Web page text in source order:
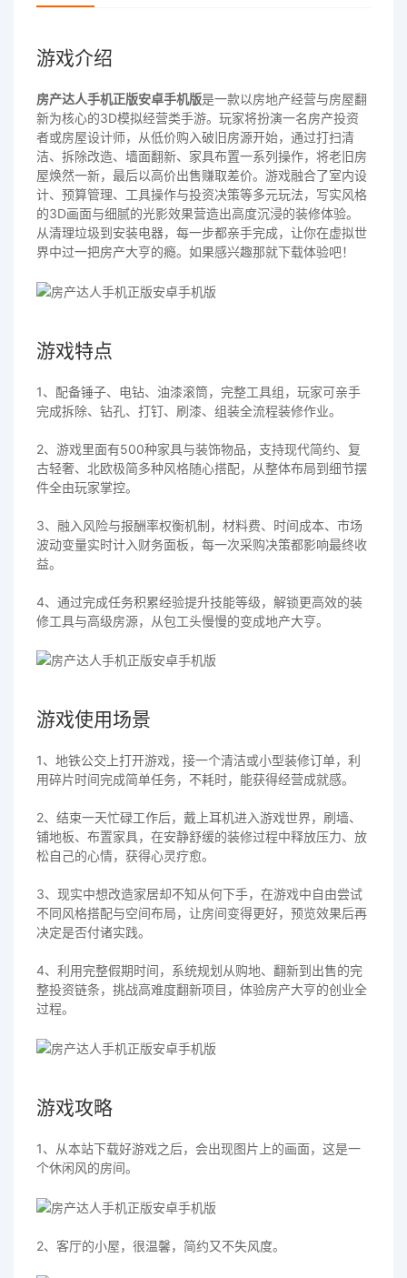
游戏介绍
房产达人手机正版安卓手机版是一款以房地产经营与房屋翻
新为核心的3D模拟经营类手游。玩家将扮演一名房产投资
者或房屋设计师，从低价购入破旧房源开始，通过打扫清
洁、拆除改造、墙面翻新、家具布置一系列操作，将老旧房
屋焕然一新，最后以高价出售赚取差价。游戏融合了室内设
计、预算管理、工具操作与投资决策等多元玩法，写实风格
的3D画面与细腻的光影效果营造出高度沉浸的装修体验。
从清理垃圾到安装电器，每一步都亲手完成，让你在虚拟世
界中过一把房产大亨的瘾。如果感兴趣那就下载体验吧！
游戏特点
1、配备锤子、电钻、油漆滚筒，完整工具组，玩家可亲手
完成拆除、钻孔、打钉、刷漆、组装全流程装修作业。
2、游戏里面有500种家具与装饰物品，支持现代简约、复
古轻奢、北欧极简多种风格随心搭配，从整体布局到细节摆
件全由玩家掌控。
3、融入风险与报酬率权衡机制，材料费、时间成本、市场
波动变量实时计入财务面板，每一次采购决策都影响最终收
益。
4、通过完成任务积累经验提升技能等级，解锁更高效的装
修工具与高级房源，从包工头慢慢的变成地产大亨。
游戏使用场景
1、地铁公交上打开游戏，接一个清洁或小型装修订单，利
用碎片时间完成简单任务，不耗时，能获得经营成就感。
2、结束一天忙碌工作后，戴上耳机进入游戏世界，刷墙、
铺地板、布置家具，在安静舒缓的装修过程中释放压力、放
松自己的心情，获得心灵疗愈。
3、现实中想改造家居却不知从何下手，在游戏中自由尝试
不同风格搭配与空间布局，让房间变得更好，预览效果后再
决定是否付诸实践。
4、利用完整假期时间，系统规划从购地、翻新到出售的完
整投资链条，挑战高难度翻新项目，体验房产大亨的创业全
过程。
游戏攻略
1、从本站下载好游戏之后，会出现图片上的画面，这是一
个休闲风的房间。
2、客厅的小屋，很温馨，简约又不失风度。